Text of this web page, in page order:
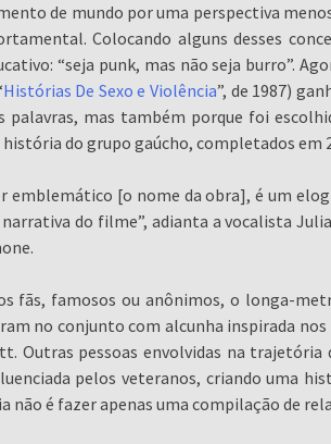
de mundo por uma perspectiva
Colocando alguns desses
“seja punk, mas não seja burro”.
Histórias De Sexo e Violência”, de 1987)
palavras, mas também porque foi
história do grupo gaúcho, completados em
emblemático [o nome da obra], é um
do filme”, adianta a vocalista
fãs, famosos ou anônimos, o longa-
no conjunto com alcunha inspirada
Outras pessoas envolvidas na
pelos veteranos, criando uma
não é fazer apenas uma compilação de